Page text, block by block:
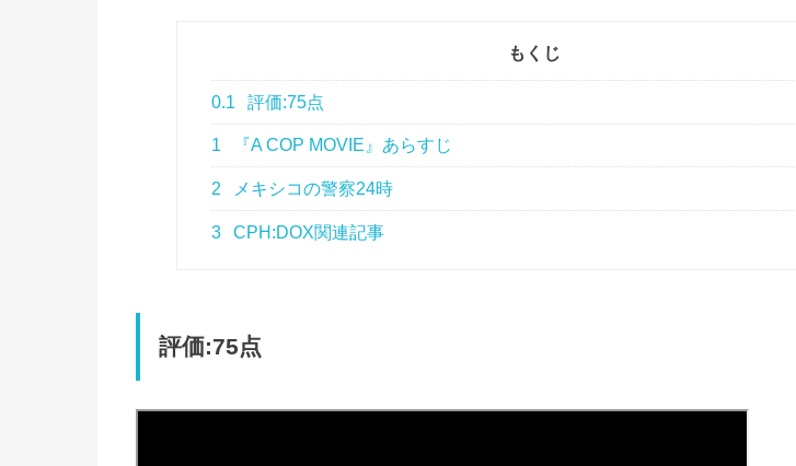
もくじ
0.1 評価:75点
1 『A COP MOVIE』あらすじ
2 メキシコの警察24時
3 CPH:DOX関連記事
評価:75点